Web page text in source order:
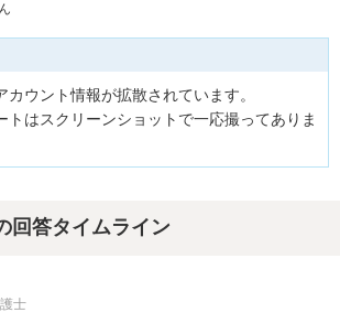
カウント情報が拡散されています。
トはスクリーンショットで一応撮ってありま
回答タイムライン
士